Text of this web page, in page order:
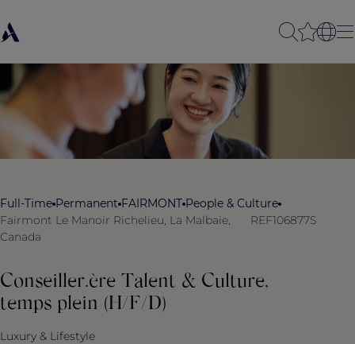
Full-Time Permanent FAIRMONT People & Culture
Fairmont Le Manoir Richelieu, La Malbaie,
Canada
REF106877S
Conseiller.ère Talent & Culture,
temps plein (H/F/D)
Luxury & Lifestyle